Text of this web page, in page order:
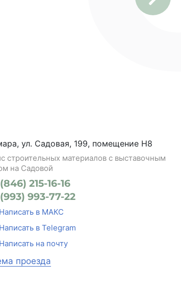
ул. Садовая, 199, помещение Н8
строительных материалов с выставочным
на Садовой
215-16-16
993-77-22
Написать в МАКС
в Telegram
на почту
проезда